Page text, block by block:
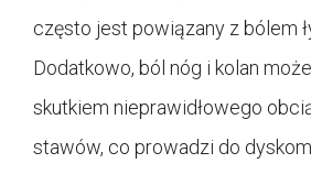
często jest powiązany z bólem
Dodatkowo, ból nóg i kolan
skutkiem nieprawidłowego
stawów, co prowadzi do